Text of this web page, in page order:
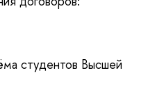
студентов Высшей